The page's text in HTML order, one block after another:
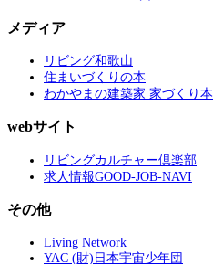
メディア
リビング和歌山
住まいづくりの本
わかやまの建築家 家づくり本
webサイト
リビングカルチャー倶楽部
求人情報GOOD-JOB-NAVI
その他
Living Network
YAC (財)日本宇宙少年団